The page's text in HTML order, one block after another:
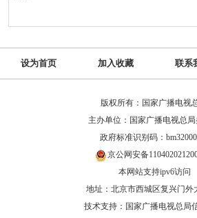
设为首页 加入收藏 联系
版权所有：国家广播电视
主办单位：国家广播电视总
政府标准识别码：
京公网安备
本网站支持ipv6访问
地址：北京市西城区复兴门外
技术支持：国家广播电视总局